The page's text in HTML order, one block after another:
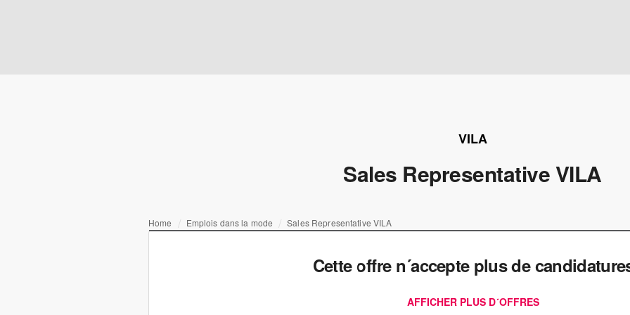
VILA
Sales Representative VILA
Home Emplois dans la mode Sales Representative VILA
Cette offre n´accepte plus de
AFFICHER PLUS D´OFFRES